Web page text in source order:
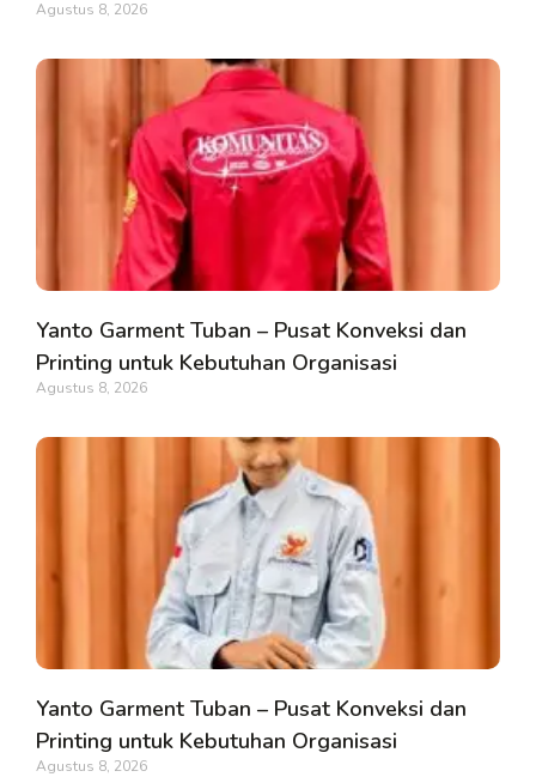
Agustus 8, 2026
Yanto Garment Tuban – Pusat Konveksi dan
Printing untuk Kebutuhan Organisasi
Agustus 8, 2026
Yanto Garment Tuban – Pusat Konveksi dan
Printing untuk Kebutuhan Organisasi
Agustus 8, 2026